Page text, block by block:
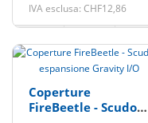
IVA esclusa: CHF12,86
Coperture
FireBeetle - Scudo